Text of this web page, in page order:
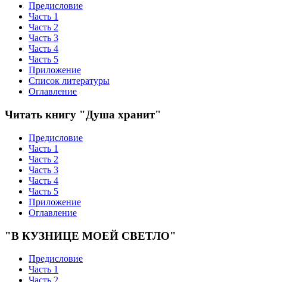
Предисловие
Часть 1
Часть 2
Часть 3
Часть 4
Часть 5
Приложение
Список литературы
Оглавление
Читать книгу "Душа хранит"
Предисловие
Часть 1
Часть 2
Часть 3
Часть 4
Часть 5
Приложение
Оглавление
"В КУЗНИЦЕ МОЕЙ СВЕТЛО"
Предисловие
Часть 1